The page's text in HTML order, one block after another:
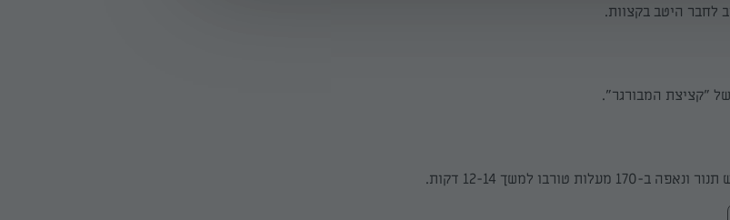
לחבר היטב בקצוות.
"קציצת המבורגר".
טורבו למשך 12-14 דקות.